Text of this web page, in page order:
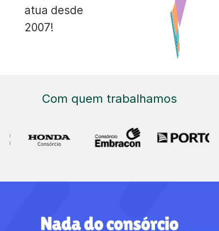
atua desde
2007!
Com quem trabalhamos